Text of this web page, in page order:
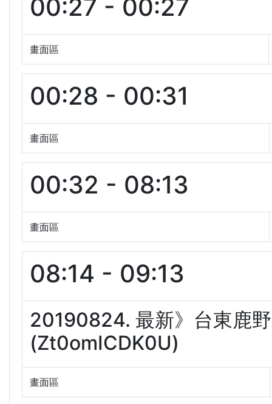
00:27 - 00:27
畫面區
00:28 - 00:31
畫面區
00:32 - 08:13
畫面區
08:14 - 09:13
20190824. 最新》台東鹿
(Zt0omICDK0U)
畫面區